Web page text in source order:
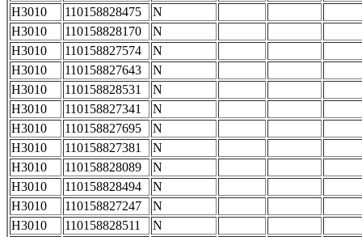
H3010
110158828475
N
H3010
110158828170
N
H3010
110158827574
N
H3010
110158827643
N
H3010
110158828531
N
H3010
110158827341
N
H3010
110158827695
N
H3010
110158827381
N
H3010
110158828089
N
H3010
110158828494
N
H3010
110158827247
N
H3010
110158828511
N